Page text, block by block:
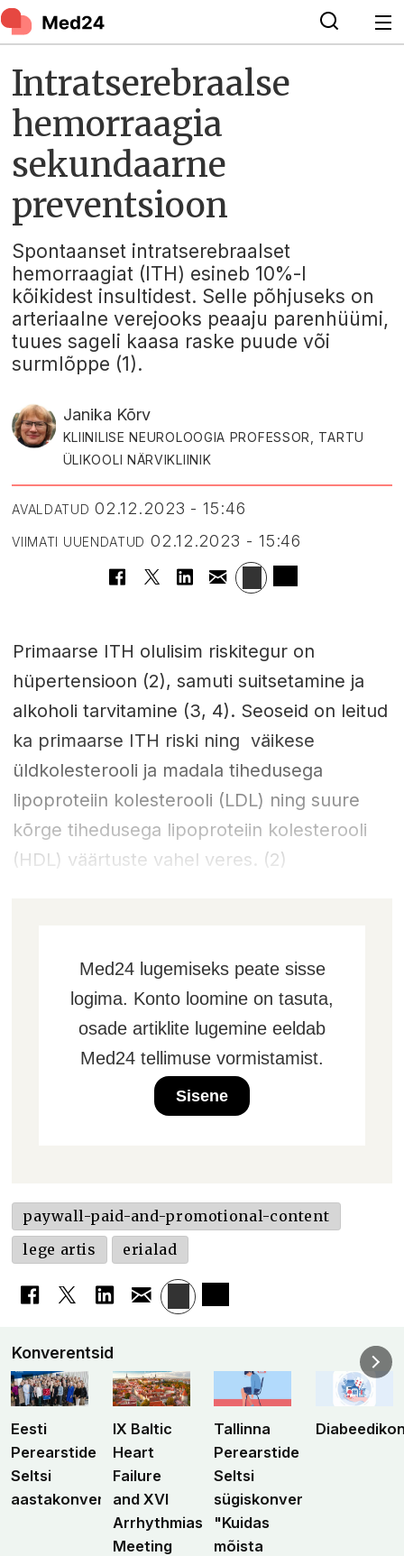
Intratserebraalse
hemorraagia
sekundaarne
preventsioon
Spontaanset intratserebraalset
hemorraagiat (ITH) esineb 10%-l
kõikidest insultidest. Selle põhjuseks on
arteriaalne verejooks peaaju parenhüümi,
tuues sageli kaasa raske puude või
surmlõppe (1).
Janika Kõrv
KLIINILISE NEUROLOOGIA PROFESSOR, TARTU
ÜLIKOOLI NÄRVIKLIINIK
AVALDATUD 02.12.2023 - 15:46
VIIMATI UUENDATUD 02.12.2023 - 15:46
Primaarse ITH olulisim riskitegur on
hüpertensioon (2), samuti suitsetamine ja
alkoholi tarvitamine (3, 4). Seoseid on leitud
ka primaarse ITH riski ning väikese
üldkolesterooli ja madala tihedusega
lipoproteiin kolesterooli (LDL) ning suure
kõrge tihedusega lipoproteiin kolesterooli
(HDL) väärtuste vahel veres. (2)
Med24 lugemiseks peate sisse
logima. Konto loomine on tasuta,
osade artiklite lugemine eeldab
Med24 tellimuse vormistamist.
Sisene
paywall-paid-and-promotional-content
lege artis
erialad
Konverentsid
Eesti
Perearstide
Seltsi
aastakonverents
IX Baltic
Heart
Failure
and XVI
Arrhythmias
Meeting
Tallinna
Perearstide
Seltsi
sügiskonverents
"Kuidas
mõista